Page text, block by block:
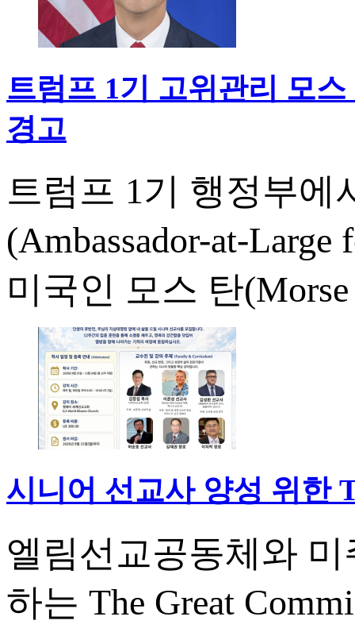
트럼프 1기 고위관리 모
경고
트럼프 1기 행정부에
(Ambassador-at-
미국인 모스 탄
시니어 선교사 양성 위한
엘림선교공동체와
하는 The Great